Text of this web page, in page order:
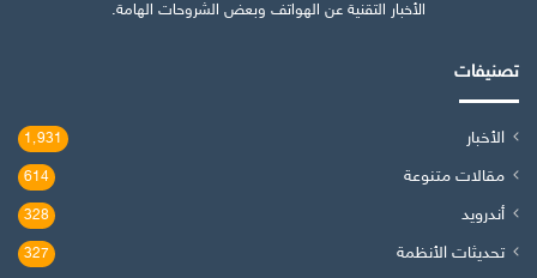
الأخبار التقنية عن الهواتف وبعض الشروحات الهامة.
تصنيفات
الأخبار 1٬931
مقالات متنوعة 614
أندرويد 328
تحديثات الأنظمة 327